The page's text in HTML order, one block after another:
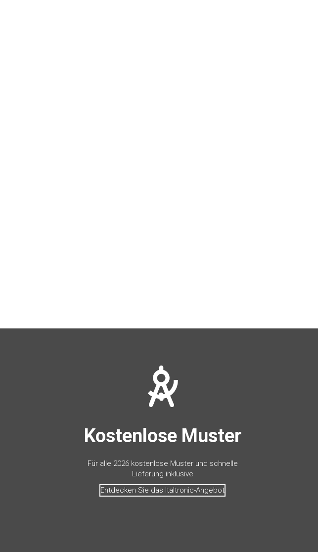
Kostenlose Muster
Für alle 2026 kostenlose Muster und schnelle
Lieferung inklusive
Entdecken Sie das Italtronic-Angebot